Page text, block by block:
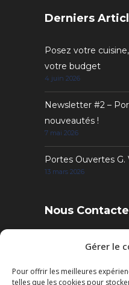
Gérer le
Pour offrir les meilleures
telles que les cookies pour
Derniers
Posez votre
votre budget
4 juin 2026
Newsletter #2 –
nouveautés !
7 mai 2026
Portes Ouvertes G.
13 mars 2026
Nous
4 Rue des Sables,
Tél. : 02 51 22 95 52